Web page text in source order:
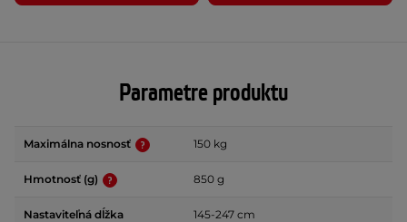
Parametre produktu
Maximálna nosnosť 150 kg
Hmotnosť (g) 850 g
Nastaviteľná dĺžka 145-247 cm